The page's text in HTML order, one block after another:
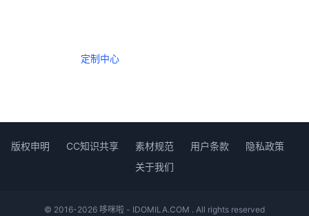
定制中心
版权申明 CC知识共享 素材规范 用户条款
隐私政策
关于我们
© 2016-2026 哆咪啦 - IDOMILA.COM . All rights reserved